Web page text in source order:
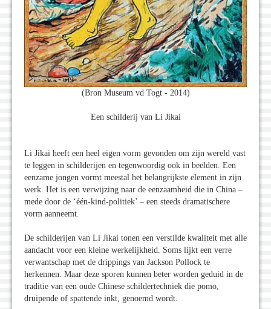
(Bron Museum vd Togt - 2014)
Een schilderij van Li Jikai
Li Jikai heeft een heel eigen vorm gevonden om zijn wereld vast
te leggen in schilderijen en tegenwoordig ook in beelden. Een
eenzame jongen vormt meestal het belangrijkste element in zijn
werk. Het is een verwijzing naar de eenzaamheid die in China –
mede door de ‘één-kind-politiek’ – een steeds dramatischere
vorm aanneemt.
De schilderijen van Li Jikai tonen een verstilde kwaliteit met alle
aandacht voor een kleine werkelijkheid. Soms lijkt een verre
verwantschap met de drippings van Jackson Pollock te
herkennen. Maar deze sporen kunnen beter worden geduid in de
traditie van een oude Chinese schildertechniek die pomo,
druipende of spattende inkt, genoemd wordt.